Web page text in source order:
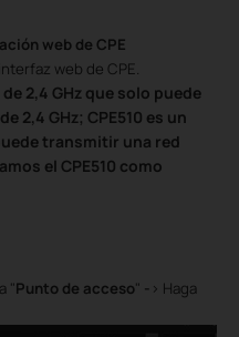
web de CPE
web de CPE.
2,4 GHz que solo puede
2,4 GHz; CPE510 es un
transmitir una red
el CPE510 como
"Punto de acceso" - > Haga